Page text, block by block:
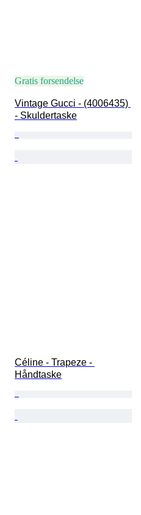
Gratis forsendelse
Vintage Gucci - (4006435)
- Skuldertaske
Céline - Trapeze -
Håndtaske